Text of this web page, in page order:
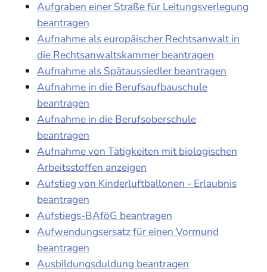
Aufgraben einer Straße für Leitungsverlegung
beantragen
Aufnahme als europäischer Rechtsanwalt in
die Rechtsanwaltskammer beantragen
Aufnahme als Spätaussiedler beantragen
Aufnahme in die Berufsaufbauschule
beantragen
Aufnahme in die Berufsoberschule
beantragen
Aufnahme von Tätigkeiten mit biologischen
Arbeitsstoffen anzeigen
Aufstieg von Kinderluftballonen - Erlaubnis
beantragen
Aufstiegs-BAföG beantragen
Aufwendungsersatz für einen Vormund
beantragen
Ausbildungsduldung beantragen